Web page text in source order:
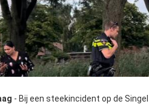
- Bij een steekincident op de